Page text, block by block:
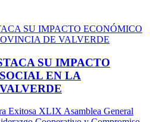
SU IMPACTO
EN LA